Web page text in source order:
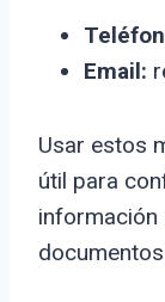
Email:
Usar estos
útil para